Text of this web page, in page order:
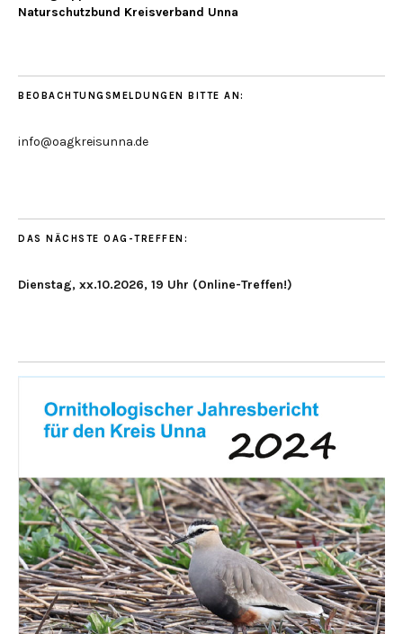
Naturschutzbund Kreisverband Unna
BEOBACHTUNGSMELDUNGEN BITTE AN:
info@oagkreisunna.de
DAS NÄCHSTE OAG-TREFFEN:
Dienstag, xx.10.2026, 19 Uhr (Online-Treffen!)